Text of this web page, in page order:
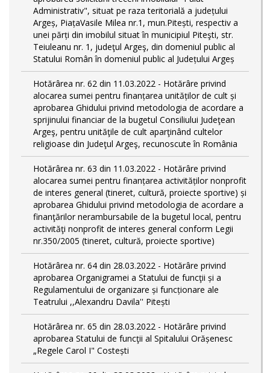
Administrativ", situat pe raza teritorială a județului
Argeș, PiațaVasile Milea nr.1, mun.Pitești, respectiv a
unei părți din imobilul situat în municipiul Piteşti, str.
Teiuleanu nr. 1, judeţul Argeş, din domeniul public al
Statului Român în domeniul public al Județului Argeș
Hotărârea nr. 62 din 11.03.2022 - Hotărâre privind
alocarea sumei pentru finanțarea unităților de cult și
aprobarea Ghidului privind metodologia de acordare a
sprijinului financiar de la bugetul Consiliului Judeţean
Argeş, pentru unităţile de cult aparţinând cultelor
religioase din Judeţul Argeş, recunoscute în România
Hotărârea nr. 63 din 11.03.2022 - Hotărâre privind
alocarea sumei pentru finanțarea activităților nonprofit
de interes general (tineret, cultură, proiecte sportive) și
aprobarea Ghidului privind metodologia de acordare a
finanţărilor nerambursabile de la bugetul local, pentru
activităţi nonprofit de interes general conform Legii
nr.350/2005 (tineret, cultură, proiecte sportive)
Hotărârea nr. 64 din 28.03.2022 - Hotărâre privind
aprobarea Organigramei a Statului de funcţii și a
Regulamentului de organizare și funcționare ale
Teatrului ,,Alexandru Davila'' Pitești
Hotărârea nr. 65 din 28.03.2022 - Hotărâre privind
aprobarea Statului de funcţii al Spitalului Orășenesc
„Regele Carol I" Costești